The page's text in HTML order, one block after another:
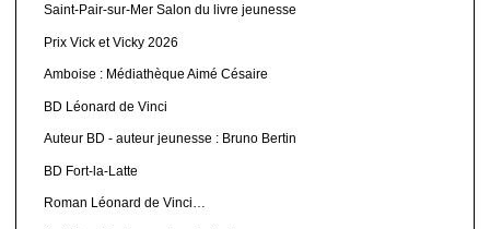
Saint-Pair-sur-Mer Salon du livre jeunesse
Prix Vick et Vicky 2026
Amboise : Médiathèque Aimé Césaire
BD Léonard de Vinci
Auteur BD - auteur jeunesse : Bruno Bertin
BD Fort-la-Latte
Roman Léonard de Vinci…